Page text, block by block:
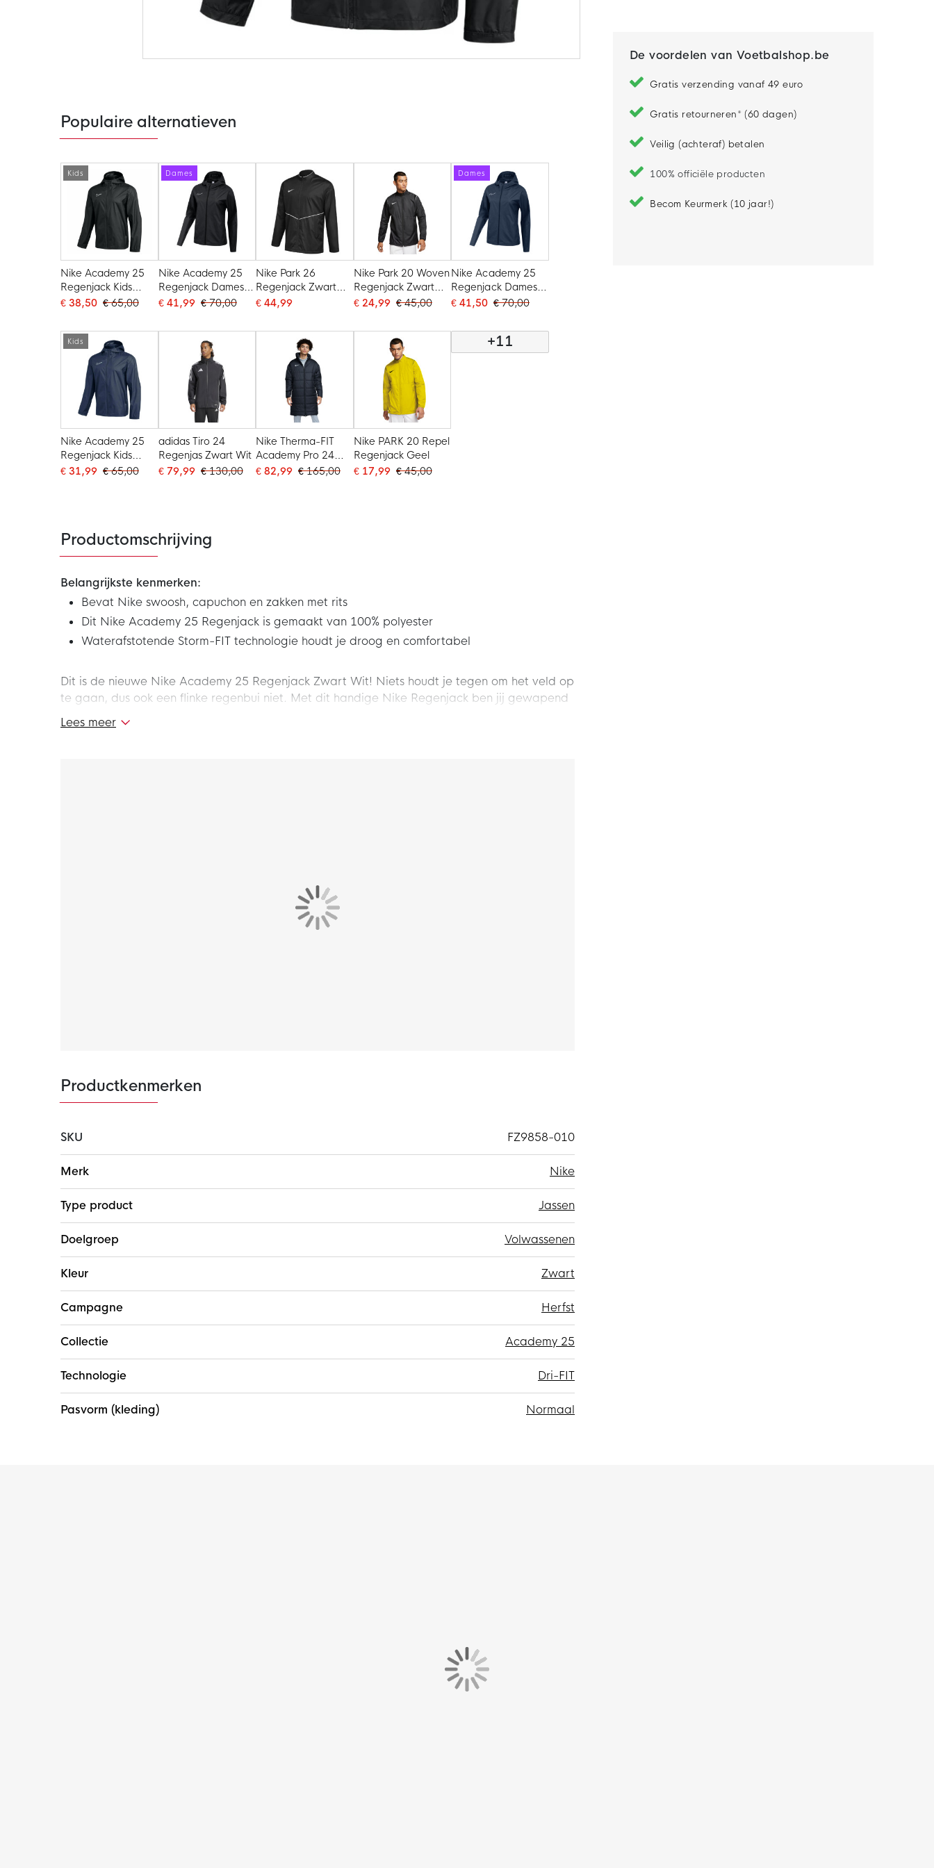
de
afbeeldingen-
gallerij
De voordelen van Voetbalshop.be
Gratis verzending vanaf 49 euro
Gratis retourneren* (60 dagen)
Veilig (achteraf) betalen
100% officiële producten
Becom Keurmerk (10 jaar!)
Populaire alternatieven
Kids
Nike Academy 25
Regenjack Kids
Zwart Wit
€ 38,50 € 65,00
Dames
Nike Academy 25
Regenjack Dames
Zwart Wit
€ 41,99 € 70,00
Nike Park 26
Regenjack Zwart
Wit
€ 44,99
Nike Park 20 Woven
Regenjack Zwart
Wit
€ 24,99 € 45,00
Dames
Nike Academy 25
Regenjack Dames
Donkerblauw Wit
€ 41,50 € 70,00
Kids
Nike Academy 25
Regenjack Kids
Donkerblauw Wit
€ 31,99 € 65,00
adidas Tiro 24
Regenjas Zwart Wit
€ 79,99 € 130,00
Nike Therma-FIT
Academy Pro 24
Winterjas Zwart Wit
€ 82,99 € 165,00
Nike PARK 20 Repel
Regenjack Geel
€ 17,99 € 45,00
+11
Productomschrijving
Belangrijkste kenmerken:
Bevat Nike swoosh, capuchon en zakken met rits
Dit Nike Academy 25 Regenjack is gemaakt van 100% polyester
Waterafstotende Storm-FIT technologie houdt je droog en comfortabel
Dit is de nieuwe Nike Academy 25 Regenjack Zwart Wit! Niets houdt je tegen om het veld op
te gaan, dus ook een flinke regenbui niet. Met dit handige Nike Regenjack ben jij gewapend
tegen mindere weersomstandigheden. Ga altijd voor het maximale met dit Nike Academy 25
Regenjack !
Het Nike Academy 25 Regenjack is gemaakt van 100% polyester. Nike Storm-FIT technologie
weerstaat elementen zoals wind en water om atleten comfortabel te houden in barre
Lees meer
Productkenmerken
SKU
FZ9858-010
informatie
Merk Nike
Type product Jassen
Doelgroep Volwassenen
Kleur Zwart
Campagne Herfst
Collectie Academy 25
Technologie Dri-FIT
Pasvorm (kleding) Normaal